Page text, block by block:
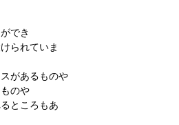
でき
られていま
があるものや
のや
ところもあ